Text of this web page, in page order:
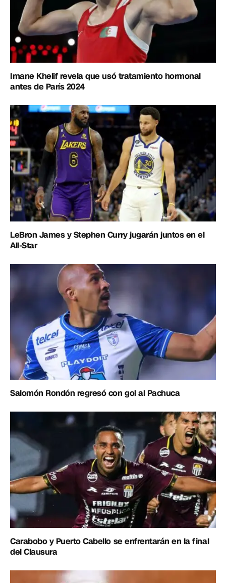
Imane Khelif revela que usó tratamiento hormonal
antes de París 2024
LeBron James y Stephen Curry jugarán juntos en el
All-Star
Salomón Rondón regresó con gol al Pachuca
Carabobo y Puerto Cabello se enfrentarán en la final
del Clausura